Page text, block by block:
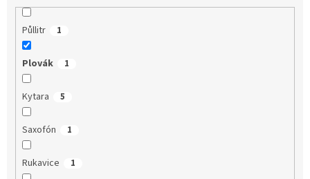
Půllitr 1
Plovák 1
Kytara 5
Saxofón 1
Rukavice 1